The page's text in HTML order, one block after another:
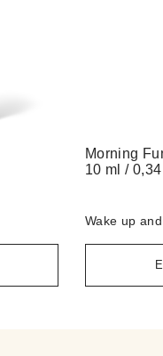
Morning
10 ml /
Wake up